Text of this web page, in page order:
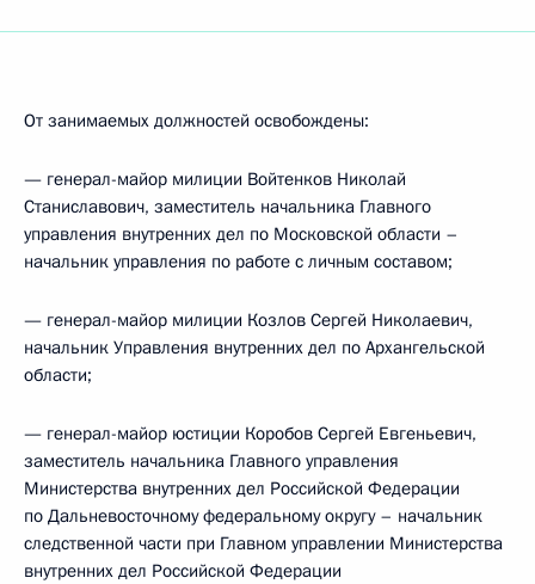
От занимаемых должностей освобождены:
— генерал-майор милиции Войтенков Николай
Станиславович, заместитель начальника Главного
управления внутренних дел по Московской области –
начальник управления по работе с личным составом;
— генерал-майор милиции Козлов Сергей Николаевич,
начальник Управления внутренних дел по Архангельской
области;
— генерал-майор юстиции Коробов Сергей Евгеньевич,
заместитель начальника Главного управления
Министерства внутренних дел Российской Федерации
по Дальневосточному федеральному округу – начальник
следственной части при Главном управлении Министерства
внутренних дел Российской Федерации